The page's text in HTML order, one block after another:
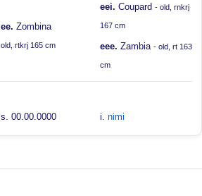
ee. Zombina
old, rtkrj 165 cm
eei. Coupard - old, rnkrj
167 cm
eee. Zambia - old, rt 163
cm
s. 00.00.0000 i. nimi